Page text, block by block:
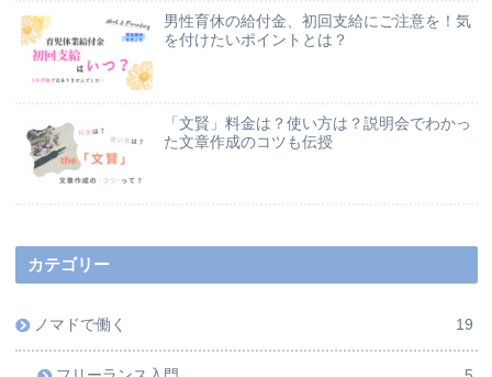
男性育休の給付金、初回支給にご注意を！気
を付けたいポイントとは？
「文賢」料金は？使い方は？説明会でわかっ
た文章作成のコツも伝授
カテゴリー
ノマドで働く 19